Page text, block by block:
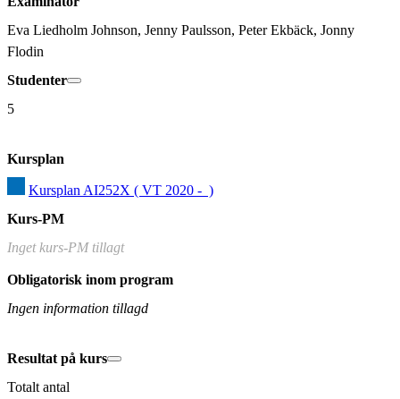
Eva Liedholm Johnson, Jenny Paulsson, Peter Ekbäck, Jonny
Flodin
Studenter
5
Kursplan
Kursplan AI252X ( VT 2020 -  )
Kurs-PM
Inget kurs-PM tillagt
Obligatorisk inom program
Ingen information tillagd
Resultat på kurs
Totalt antal